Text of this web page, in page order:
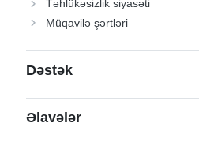
Təhlükəsizlik siyasəti
Müqavilə şərtləri
Dəstək
Əlavələr